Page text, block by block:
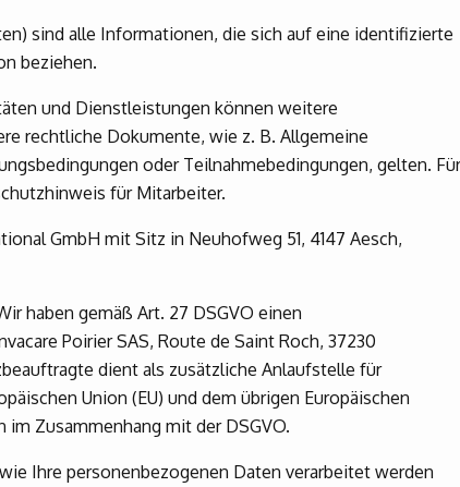
sind alle Informationen, die sich auf eine identifizierte
beziehen.
und Dienstleistungen können weitere
rechtliche Dokumente, wie z. B. Allgemeine
oder Teilnahmebedingungen, gelten. Für
für Mitarbeiter.
GmbH mit Sitz in Neuhofweg 51, 4147 Aesch,
haben gemäß Art. 27 DSGVO einen
Poirier SAS, Route de Saint Roch, 37230
dient als zusätzliche Anlaufstelle für
Union (EU) und dem übrigen Europäischen
Zusammenhang mit der DSGVO.
Ihre personenbezogenen Daten verarbeitet werden